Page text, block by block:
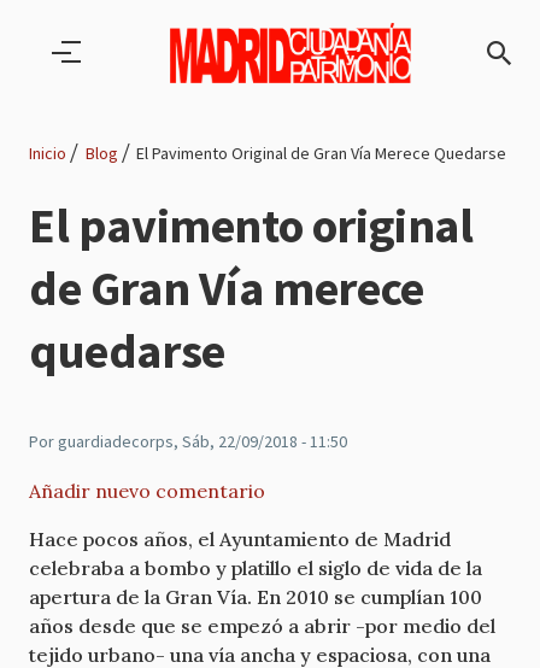
Ruta
de
navegación
Inicio Blog El Pavimento Original de Gran Vía Merece Quedarse
El pavimento original
de Gran Vía merece
quedarse
Porguardiadecorps, Sáb, 22/09/2018 - 11:50
Añadir nuevo comentario
Hace pocos años, el Ayuntamiento de Madrid
celebraba a bombo y platillo el siglo de vida de la
apertura de la Gran Vía. En 2010 se cumplían 100
años desde que se empezó a abrir -por medio del
tejido urbano- una vía ancha y espaciosa, con una